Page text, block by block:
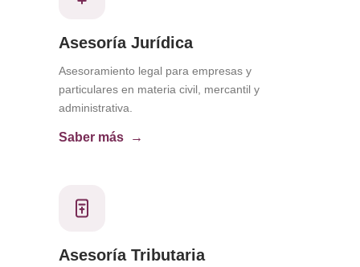
Asesoría Jurídica
Asesoramiento legal para empresas y
particulares en materia civil, mercantil y
administrativa.
Saber más
Asesoría Tributaria